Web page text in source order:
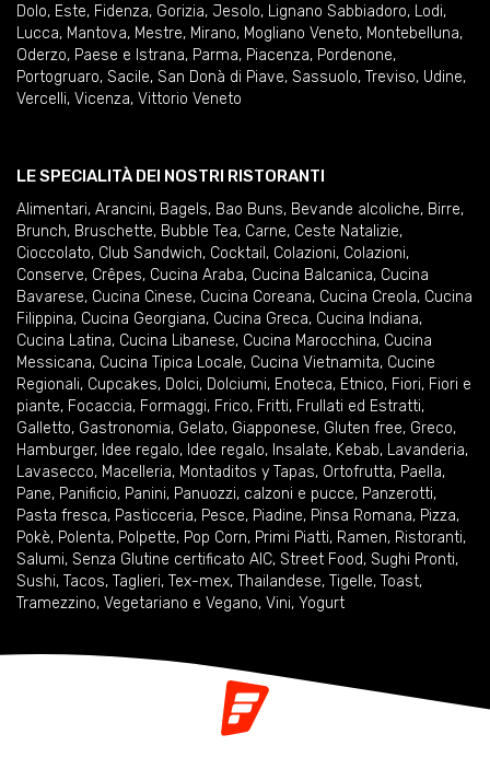
Dolo, Este, Fidenza, Gorizia, Jesolo, Lignano Sabbiadoro, Lodi,
Lucca, Mantova, Mestre, Mirano, Mogliano Veneto, Montebelluna,
Oderzo, Paese e Istrana, Parma, Piacenza, Pordenone,
Portogruaro, Sacile, San Donà di Piave, Sassuolo, Treviso, Udine,
Vercelli, Vicenza, Vittorio Veneto
LE SPECIALITÀ DEI NOSTRI RISTORANTI
Alimentari, Arancini, Bagels, Bao Buns, Bevande alcoliche, Birre,
Brunch, Bruschette, Bubble Tea, Carne, Ceste Natalizie,
Cioccolato, Club Sandwich, Cocktail , Colazioni, Colazioni,
Conserve, Crêpes, Cucina Araba, Cucina Balcanica, Cucina
Bavarese, Cucina Cinese, Cucina Coreana, Cucina Creola, Cucina
Filippina, Cucina Georgiana, Cucina Greca, Cucina Indiana,
Cucina Latina, Cucina Libanese, Cucina Marocchina, Cucina
Messicana, Cucina Tipica Locale, Cucina Vietnamita, Cucine
Regionali, Cupcakes, Dolci, Dolciumi, Enoteca, Etnico, Fiori, Fiori e
piante, Focaccia, Formaggi, Frico, Fritti, Frullati ed Estratti,
Galletto, Gastronomia, Gelato, Giapponese, Gluten free, Greco,
Hamburger, Idee regalo, Idee regalo, Insalate, Kebab, Lavanderia,
Lavasecco, Macelleria, Montaditos y Tapas, Ortofrutta, Paella,
Pane, Panificio, Panini, Panuozzi, calzoni e pucce, Panzerotti,
Pasta fresca, Pasticceria, Pesce, Piadine, Pinsa Romana, Pizza,
Pokè, Polenta, Polpette, Pop Corn, Primi Piatti, Ramen, Ristoranti,
Salumi, Senza Glutine certificato AIC, Street Food, Sughi Pronti,
Sushi, Tacos, Taglieri, Tex-mex, Thailandese, Tigelle, Toast,
Tramezzino, Vegetariano e Vegano, Vini, Yogurt